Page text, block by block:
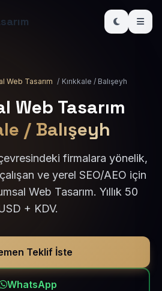
Web Tasarım / Kırıkkale / Balışeyh
Web Tasarım
/ Balışeyh
çevresindeki firmalara yönelik,
ve yerel SEO/AEO için
Web Tasarım. Yıllık 50
+ KDV.
Teklif İste
WhatsApp